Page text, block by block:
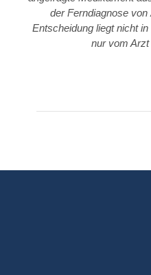
der Ferndiagnose
Entscheidung liegt nicht
nur vom Arzt